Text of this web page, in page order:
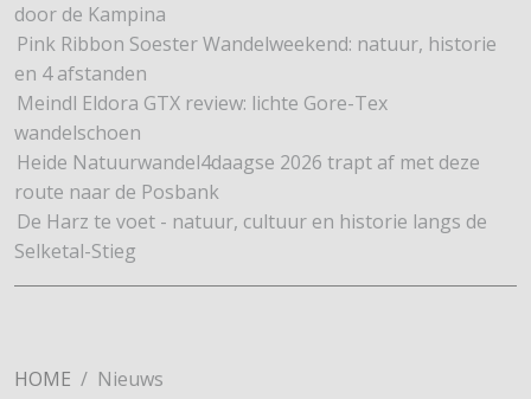
door de Kampina
Pink Ribbon Soester Wandelweekend: natuur, historie
en 4 afstanden
Meindl Eldora GTX review: lichte Gore-Tex
wandelschoen
Heide Natuurwandel4daagse 2026 trapt af met deze
route naar de Posbank
De Harz te voet - natuur, cultuur en historie langs de
Selketal-Stieg
HOME Nieuws